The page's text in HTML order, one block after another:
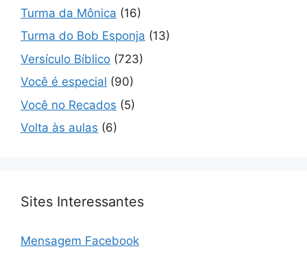
Turma da Mônica (16)
Turma do Bob Esponja (13)
Versículo Bíblico (723)
Você é especial (90)
Você no Recados (5)
Volta às aulas (6)
Sites Interessantes
Mensagem Facebook